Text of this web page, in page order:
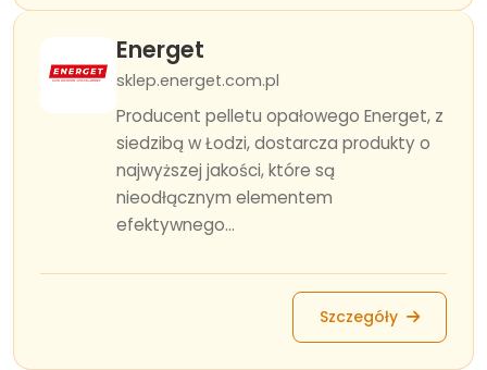
Energet
sklep.energet.com.pl
Producent pelletu opałowego Energet, z
siedzibą w Łodzi, dostarcza produkty o
najwyższej jakości, które są
nieodłącznym elementem
efektywnego...
Szczegóły